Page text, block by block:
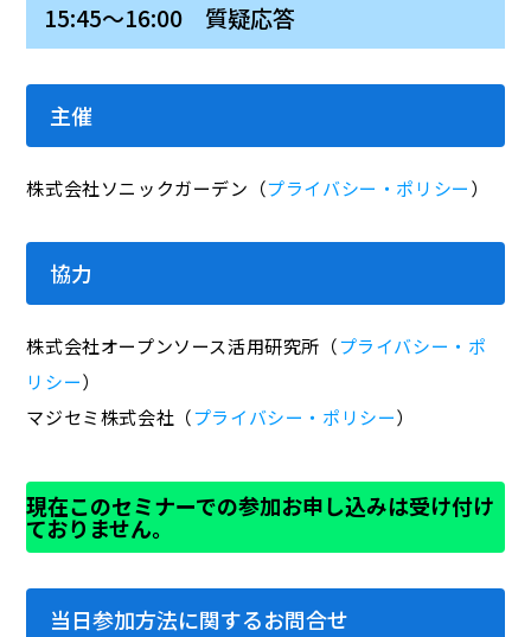
15:45～16:00 質疑応答
主催
株式会社ソニックガーデン（プライバシー・ポリシー）
協力
株式会社オープンソース活用研究所（プライバシー・ポ
リシー）
マジセミ株式会社（プライバシー・ポリシー）
現在このセミナーでの参加お申し込みは受け付け
ておりません。
当日参加方法に関するお問合せ